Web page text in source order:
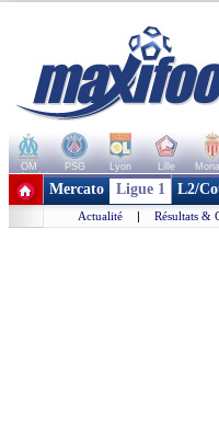
OM PSG Lyon Lille
+ de clubs
Mercato Ligue 1 L2/
Actualité | Résultats &